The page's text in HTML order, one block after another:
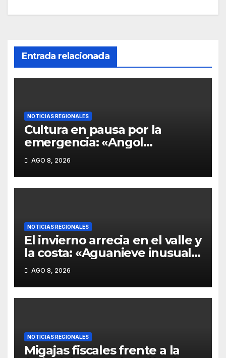
Entrada relacionada
NOTICIAS REGIONALES
Cultura en pausa por la
emergencia: «Angol
suspende el tradicional
festival «Brotes de Chile»
ante la incapacidad estatal de
financiar la reconstrucción»
AGO 8, 2026
NOTICIAS REGIONALES
El invierno arrecia en el valle y
la costa: «Aguanieve inusual
en Carahue y Victoria expone
la vulnerabilidad de las rutas
de La Araucanía»
AGO 8, 2026
NOTICIAS REGIONALES
Migajas fiscales frente a la